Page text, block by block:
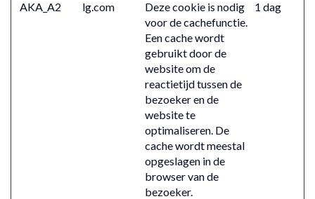
AKA_A2 lg.com
Deze cookie is nodig
voor de cachefunctie.
Een cache wordt
gebruikt door de
website om de
reactietijd tussen de
bezoeker en de
website te
optimaliseren. De
cache wordt meestal
opgeslagen in de
browser van de
bezoeker.
1 dag